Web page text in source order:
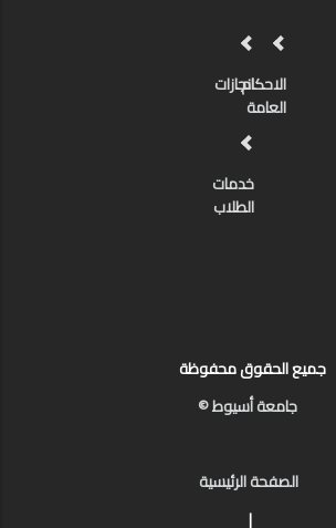
الاحكام
العامة
انجازات
خدمات
الطلاب
جميع الحقوق محفوظة
جامعة أسيوط ©
الصفحة الرئيسية
|